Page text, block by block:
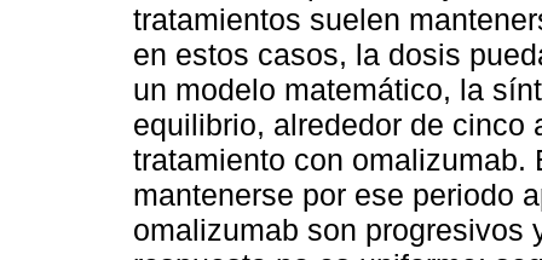
tratamientos suelen
en estos casos, la dosis
un modelo matemático, la
equilibrio, alrededor de cinco
tratamiento con
mantenerse por ese periodo
omalizumab son progresivos